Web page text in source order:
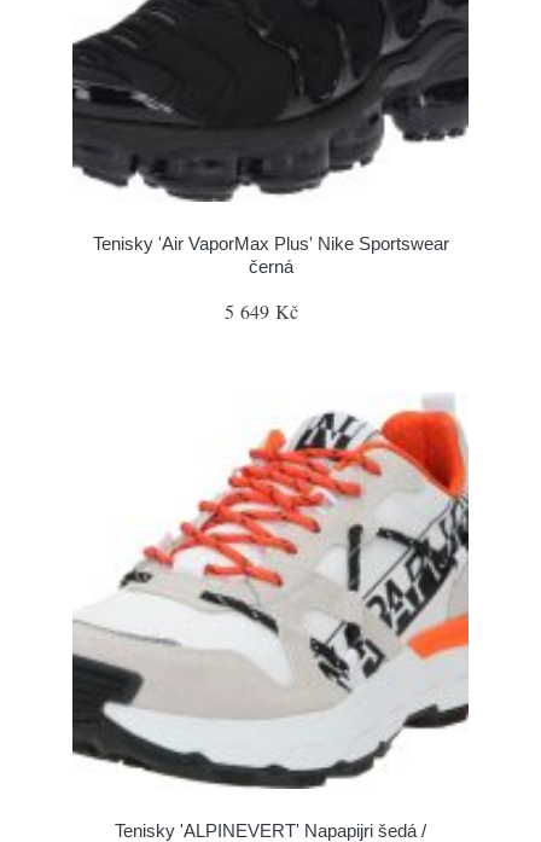
Tenisky 'Air VaporMax Plus' Nike Sportswear
černá
5 649 Kč
Tenisky 'ALPINEVERT' Napapijri šedá /